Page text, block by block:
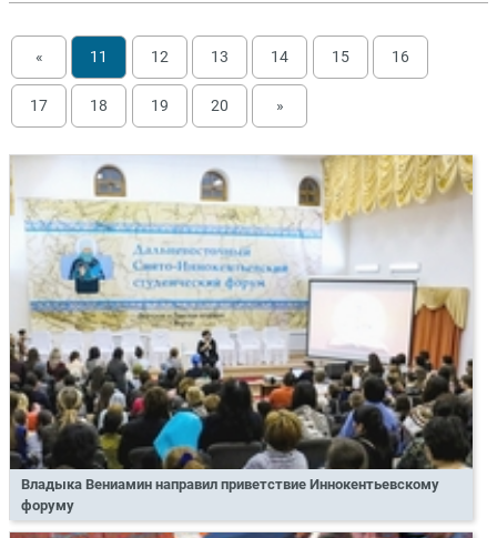
« 11 12 13 14 15 16
17 18 19 20 »
Владыка Вениамин направил приветствие Иннокентьевскому
форуму